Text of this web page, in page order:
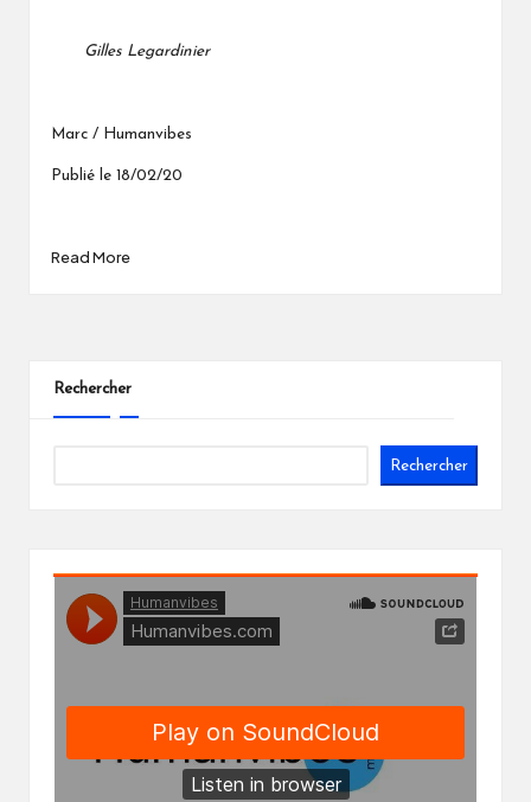
Gilles Legardinier
Marc / Humanvibes
Publié le 18/02/20
Read More
Rechercher
Rechercher